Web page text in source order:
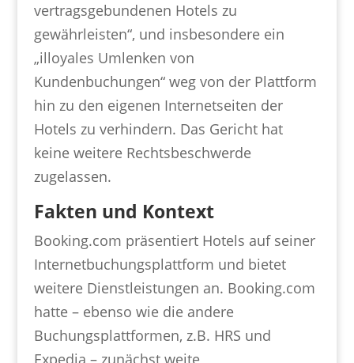
vertragsgebundenen Hotels zu
gewährleisten“, und insbesondere ein
„illoyales Umlenken von
Kundenbuchungen“ weg von der Plattform
hin zu den eigenen Internetseiten der
Hotels zu verhindern. Das Gericht hat
keine weitere Rechtsbeschwerde
zugelassen.
Fakten und Kontext
Booking.com präsentiert Hotels auf seiner
Internetbuchungsplattform und bietet
weitere Dienstleistungen an. Booking.com
hatte – ebenso wie die andere
Buchungsplattformen, z.B. HRS und
Expedia – zunächst weite